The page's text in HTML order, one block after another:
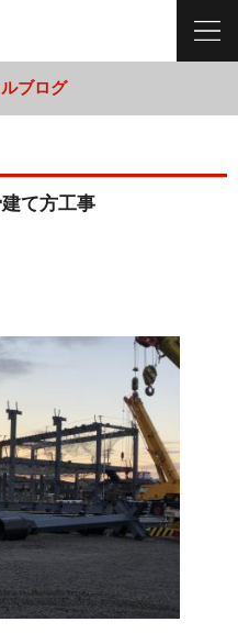
ブログ
て方工事